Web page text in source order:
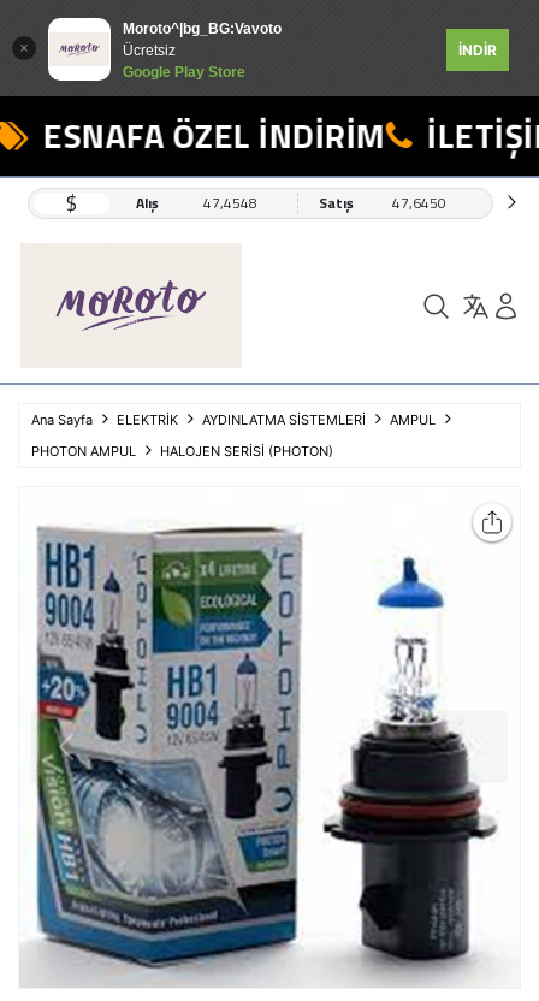
Moroto^|bg_BG:Vavoto
Ücretsiz
Google Play Store
İNDİR
ESNAFA ÖZEL İNDİRİM
$ Alış 47,4548 Satış 47,6450
Ana Sayfa ELEKTRİK AYDINLATMA SİSTEMLERİ
AMPUL
PHOTON AMPUL
HALOJEN SERİSİ (PHOTON)